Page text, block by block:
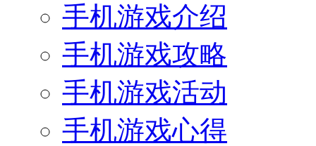
手机游戏介绍
手机游戏攻略
手机游戏活动
手机游戏心得